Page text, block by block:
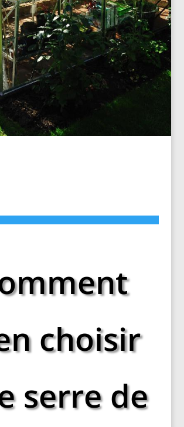
choisir
serre de